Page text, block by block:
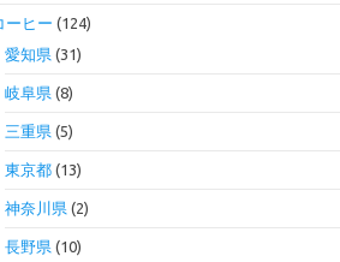
ーヒー (124)
愛知県(31)
岐阜県(8)
三重県(5)
東京都(13)
神奈川県(2)
長野県(10)